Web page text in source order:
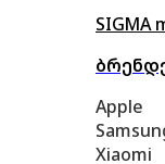
SIGMA
Apple
Xiaomi